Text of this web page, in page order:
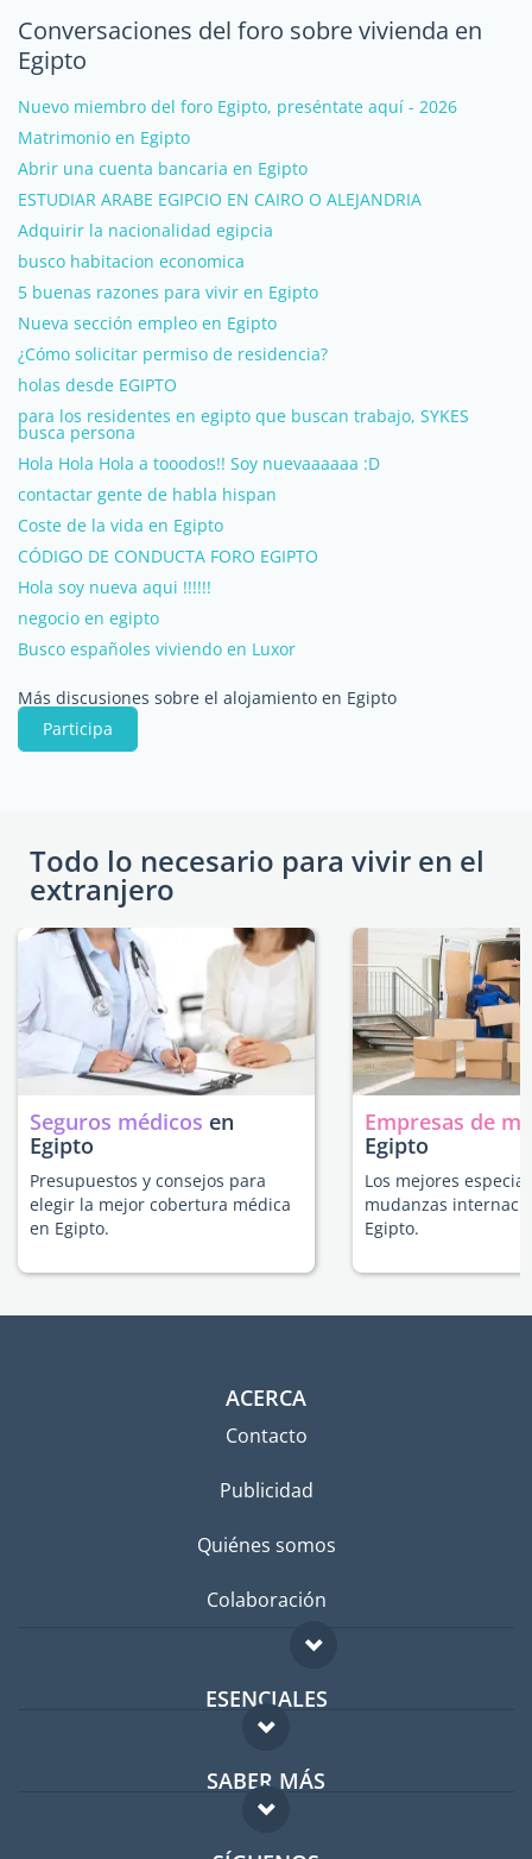
Conversaciones del foro sobre vivienda en
Egipto
Nuevo miembro del foro Egipto, preséntate aquí - 2026
Matrimonio en Egipto
Abrir una cuenta bancaria en Egipto
ESTUDIAR ARABE EGIPCIO EN CAIRO O ALEJANDRIA
Adquirir la nacionalidad egipcia
busco habitacion economica
5 buenas razones para vivir en Egipto
Nueva sección empleo en Egipto
¿Cómo solicitar permiso de residencia?
holas desde EGIPTO
para los residentes en egipto que buscan trabajo, SYKES
busca persona
Hola Hola Hola a tooodos!! Soy nuevaaaaaa :D
contactar gente de habla hispan
Coste de la vida en Egipto
CÓDIGO DE CONDUCTA FORO EGIPTO
Hola soy nueva aqui !!!!!!
negocio en egipto
Busco españoles viviendo en Luxor
Más discusiones sobre el alojamiento en Egipto
Participa
Todo lo necesario para vivir en el
extranjero
Seguros médicos en
Egipto
Presupuestos y consejos para
elegir la mejor cobertura médica
en Egipto.
Empresas de
Egipto
Los mejores
mudanzas
Egipto.
ACERCA
Contacto
Publicidad
Quiénes somos
Colaboración
ESENCIALES
Foro para expatriados
Guía para expatriados
Trabajos en el extranjero
SABER MÁS
FAQ